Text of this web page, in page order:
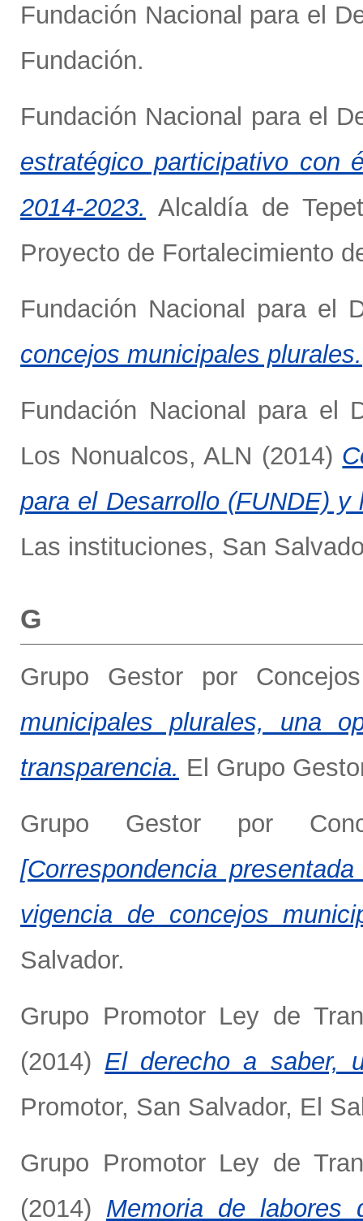
Fundación Nacional para el
Fundación.
Fundación Nacional para el
estratégico participativo con
2014-2023. Alcaldía de
Proyecto de Fortalecimiento
Fundación Nacional para el
concejos municipales plurales.
Fundación Nacional para el
Los Nonualcos, ALN (2014)
para el Desarrollo (FUNDE)
Las instituciones, San
G
Grupo Gestor por
municipales plurales, una
transparencia. El Grupo
Grupo Gestor por
[Correspondencia
vigencia de concejos
Salvador.
Grupo Promotor Ley de
(2014) El derecho a saber,
Promotor, San Salvador, El
Grupo Promotor Ley de
(2014) Memoria de labores